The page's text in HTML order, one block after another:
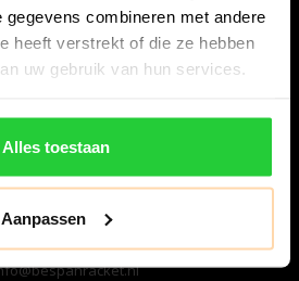
gegevens combineren met andere
heeft verstrekt of die ze hebben
uw gebruik van hun services.
Alles toestaan
Aanpassen
racketspecialist van Lelystad en
omstreken.
Snijdersstraat 6
8224 AA Lelystad
Nederland
06-57276080